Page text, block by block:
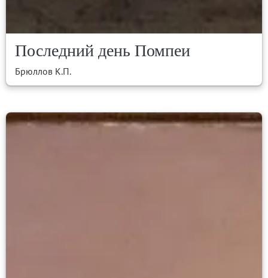
Последний день Помпеи
Брюллов К.П.